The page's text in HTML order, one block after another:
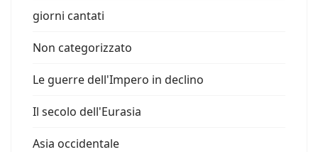
giorni cantati
Non categorizzato
Le guerre dell'Impero in declino
Il secolo dell'Eurasia
Asia occidentale